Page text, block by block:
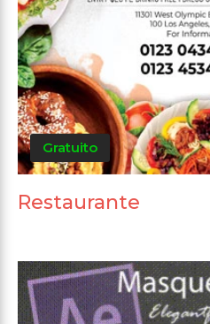
Gratuito
Restaurante